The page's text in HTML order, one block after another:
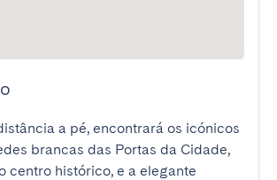
a pé, encontrará os icónicos
brancas das Portas da Cidade,
centro histórico, e a elegante